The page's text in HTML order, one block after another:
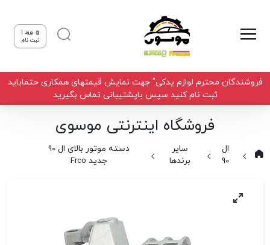
ورود |
ثبت نام
فروشندگان محترم لوازم یدکی" جهت نمایش قیمتهای همکاری حتماباید
ثبت نام کنید سپس باپشتیبانی تماس بگیرید
فروشگاه اینترنتی موسوی
ال
90
سایر
برندها
دسته موتور بالای ال 90
جدید Frco